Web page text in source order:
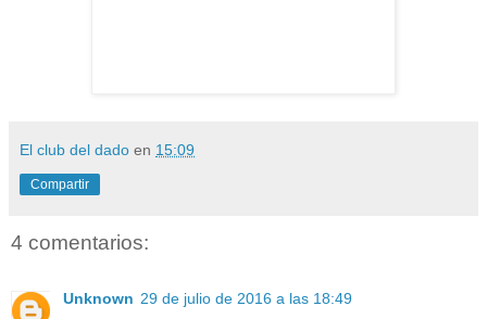
El club del dado en 15:09
Compartir
4 comentarios:
Unknown 29 de julio de 2016 a las 18:49